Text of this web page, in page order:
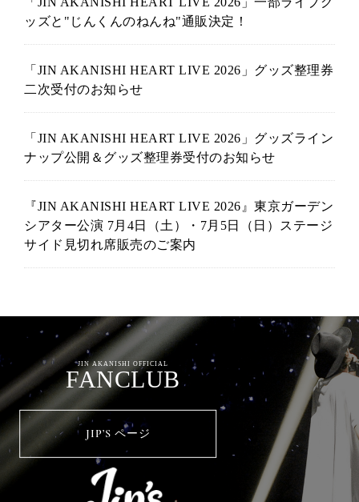
ッズと"じんくんのねんね"通販決定！
「JIN AKANISHI HEART LIVE 2026」グッズ整理券
二次受付のお知らせ
「JIN AKANISHI HEART LIVE 2026」グッズライン
ナップ公開＆グッズ整理券受付のお知らせ
『JIN AKANISHI HEART LIVE 2026』東京ガーデン
シアター公演 7月4日（土）・7月5日（日）ステージ
サイド見切れ席販売のご案内
JIN AKANISHI OFFICIAL
FANCLUB
JIP’S ページ